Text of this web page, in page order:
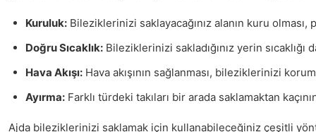
Kuruluk: Bileziklerinizi saklayacağınız alanın kuru
Doğru Sıcaklık: Bileziklerinizi sakladığınız yerin
Hava Akışı: Hava akışının sağlanması, bileziklerinizi
Ayırma: Farklı türdeki takıları bir arada saklamaktan
Ajda bileziklerinizi saklamak için kullanabileceğiniz çeşitli